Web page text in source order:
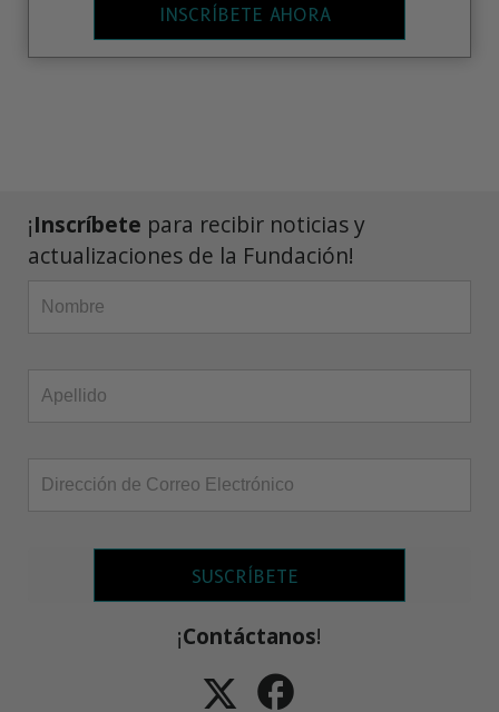
INSCRÍBETE AHORA
¡Inscríbete para recibir noticias y
actualizaciones de la Fundación!
SUSCRÍBETE
¡Contáctanos!